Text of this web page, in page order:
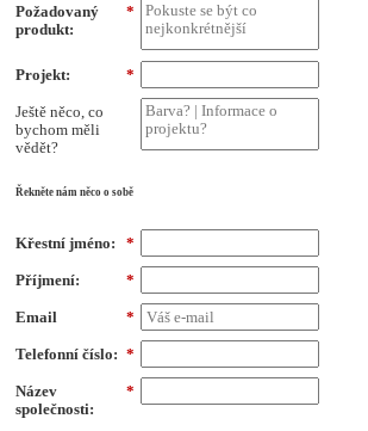
*
Požadovaný
produkt:
*
Projekt:
Ještě něco, co
bychom měli
vědět?
Řekněte nám něco o sobě
*
Křestní jméno:
*
Příjmení:
*
Email
*
Telefonní číslo:
*
Název
společnosti: